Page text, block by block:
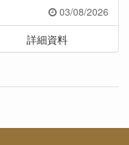
03/08/2026
詳細資料